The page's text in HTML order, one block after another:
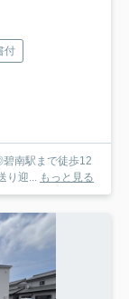
付
り迎... もっと見る